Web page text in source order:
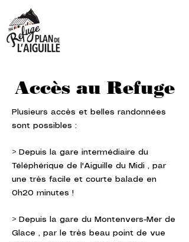
Accès au Refuge
Plusieurs accès et belles randonnées
sont possibles :
> Depuis la gare intermédiaire du
Téléphérique de l'Aiguille du Midi , par
une très facile et courte balade en
0h20 minutes !
> Depuis la gare du Montenvers-Mer de
Glace , par le très beau point de vue